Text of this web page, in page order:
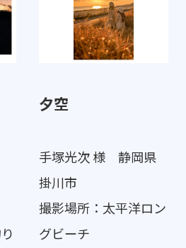
夕空
手塚光次 様 静岡県
掛川市
撮影場所：太平洋ロン
グビーチ